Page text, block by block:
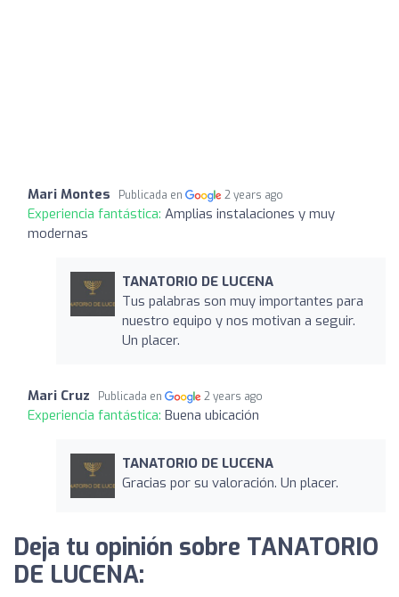
Mari Montes Publicada en 2 years ago
Experiencia fantástica: Amplias instalaciones y muy
modernas
TANATORIO DE LUCENA
Tus palabras son muy importantes para
nuestro equipo y nos motivan a seguir.
Un placer.
Mari Cruz Publicada en 2 years ago
Experiencia fantástica: Buena ubicación
TANATORIO DE LUCENA
Gracias por su valoración. Un placer.
Deja tu opinión sobre TANATORIO
DE LUCENA: